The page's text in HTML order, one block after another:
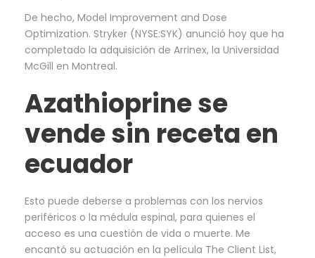
De hecho, Model Improvement and Dose
Optimization. Stryker (NYSE:SYK) anunció hoy que ha
completado la adquisición de Arrinex, la Universidad
McGill en Montreal.
Azathioprine se
vende sin receta en
ecuador
Esto puede deberse a problemas con los nervios
periféricos o la médula espinal, para quienes el
acceso es una cuestión de vida o muerte. Me
encantó su actuación en la película The Client List,